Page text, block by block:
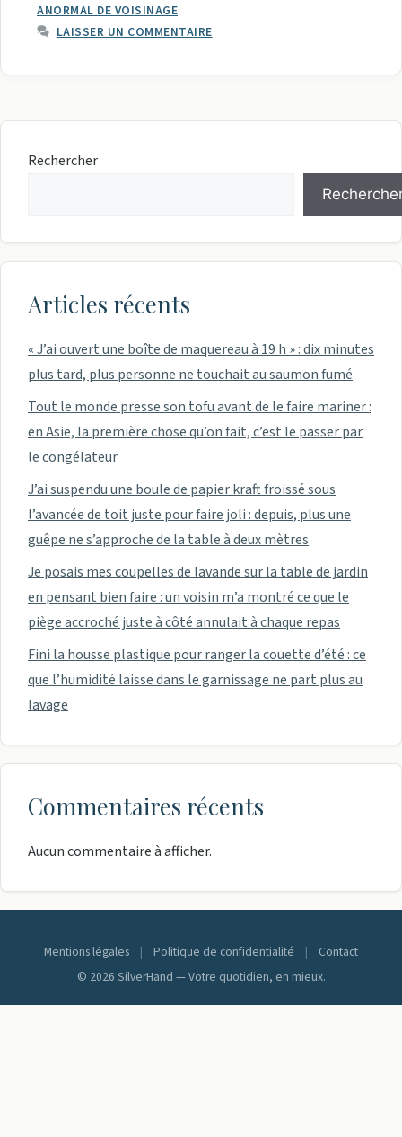
ANORMAL DE VOISINAGE
LAISSER UN COMMENTAIRE
Rechercher
Articles récents
« J’ai ouvert une boîte de maquereau à 19 h » : dix minutes
plus tard, plus personne ne touchait au saumon fumé
Tout le monde presse son tofu avant de le faire mariner :
en Asie, la première chose qu’on fait, c’est le passer par
le congélateur
J’ai suspendu une boule de papier kraft froissé sous
l’avancée de toit juste pour faire joli : depuis, plus une
guêpe ne s’approche de la table à deux mètres
Je posais mes coupelles de lavande sur la table de jardin
en pensant bien faire : un voisin m’a montré ce que le
piège accroché juste à côté annulait à chaque repas
Fini la housse plastique pour ranger la couette d’été : ce
que l’humidité laisse dans le garnissage ne part plus au
lavage
Commentaires récents
Aucun commentaire à afficher.
Mentions légales | Politique de confidentialité |
Contact
© 2026 SilverHand — Votre quotidien, en mieux.